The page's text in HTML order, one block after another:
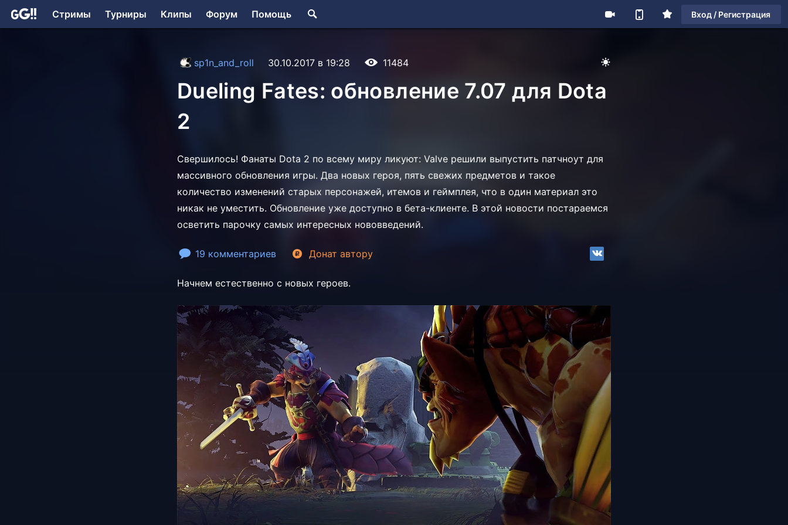
Стримы Турниры Клипы Форум Помощь Вход / Регистрация
sp1n_and_roll 30.10.2017 в 19:28 11484
Dueling Fates: обновление 7.07 для Dota
2
Свершилось! Фанаты Dota 2 по всему миру ликуют: Valve решили выпустить патчноут для
массивного обновления игры. Два новых героя, пять свежих предметов и такое
количество изменений старых персонажей, итемов и геймплея, что в один материал это
никак не уместить. Обновление уже доступно в бета-клиенте. В этой новости постараемся
осветить парочку самых интересных нововведений.
19 комментариев Донат автору
Начнем естественно с новых героев.